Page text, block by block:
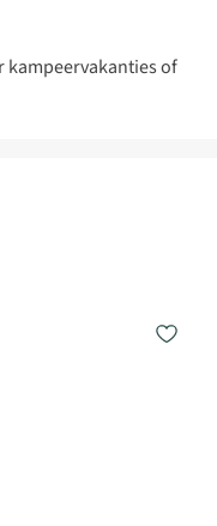
kampeervakanties of